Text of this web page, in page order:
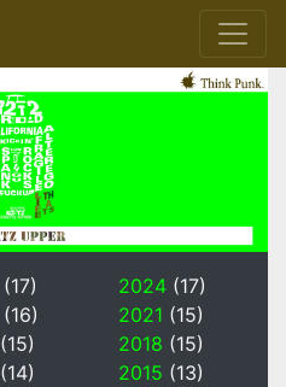
(17) 2024(17)
(16) 2021 (15)
(15) 2018 (15)
(14) 2015 (13)